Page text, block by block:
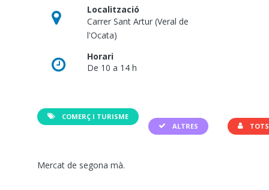
Localització
Carrer Sant Artur (Veral de
l'Ocata)
Horari
De 10 a 14 h
COMERÇ I TURISME
ALTRES
Mercat de segona mà.